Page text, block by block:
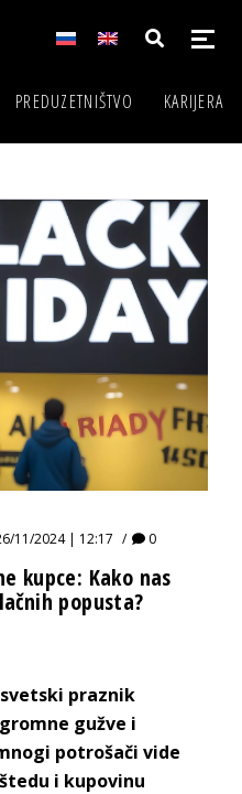
PREDUZETNIŠTVO KARIJERA
11/2024 | 12:17 0
kupce: Kako nas
popusta?
praznik
gužve i
potrošači vide
i kupovinu